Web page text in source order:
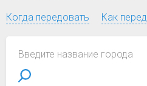
Когда передовать Как
Введите название города